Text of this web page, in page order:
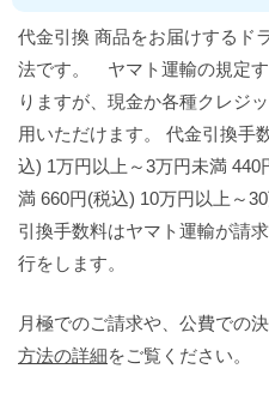
代金引換 商品をお届けするド
法です。 ヤマト運輸の規定
りますが、現金か各種クレジ
用いただけます。 代金引換手
込) 1万円以上～3万円未満
満 660円(税込) 10万円以上～
引換手数料はヤマト運輸が請
行をします。
月極でのご請求や、公費での
方法の詳細をご覧ください。